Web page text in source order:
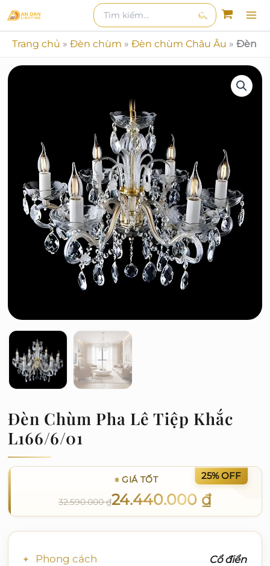
tới
nội
Tìm
kiếm:
Tìm
kiếm
Trang chủ » Đèn chùm » Đèn chùm Châu Âu » Đèn
Đèn Chùm Pha Lê Tiệp Khắc
L166/6/01
GIÁ TỐT
32.590.000₫24.440.000 ₫
25% OFF
Phong cách Cổ điển